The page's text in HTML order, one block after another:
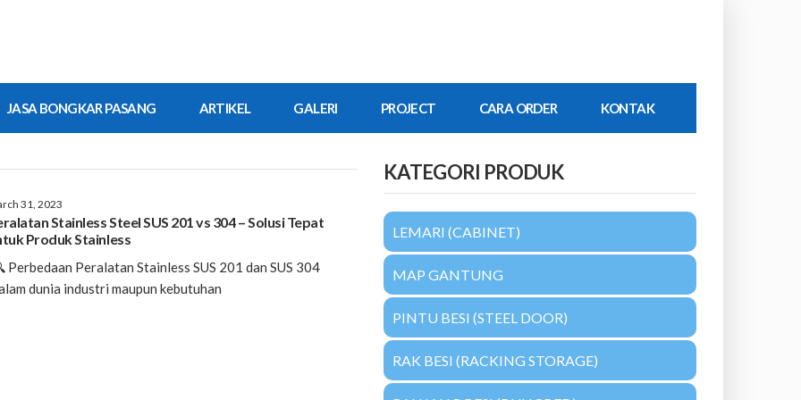
JASA BONGKAR PASANG ARTIKEL GALERI PROJECT CARA ORDER KONTAK
31, 2023
Stainless Steel SUS 201 vs 304 – Solusi Tepat
Produk Stainless
Perbedaan Peralatan Stainless SUS 201 dan SUS 304
dunia industri maupun kebutuhan
KATEGORI PRODUK
LEMARI (CABINET)
MAP GANTUNG
PINTU BESI (STEEL DOOR)
RAK BESI (RACKING STORAGE)